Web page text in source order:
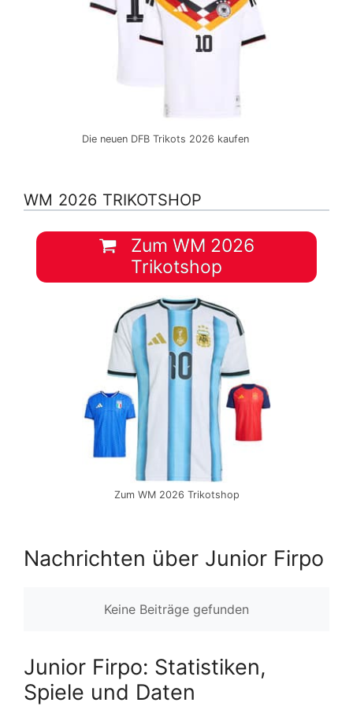
Die neuen DFB Trikots 2026 kaufen
WM 2026 TRIKOTSHOP
Zum WM 2026
Trikotshop
Zum WM 2026 Trikotshop
Nachrichten über Junior Firpo
Keine Beiträge gefunden
Junior Firpo: Statistiken,
Spiele und Daten